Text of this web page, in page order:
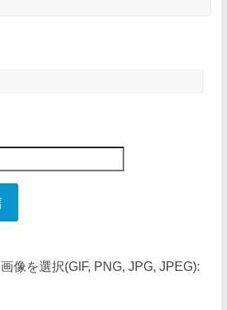
像を選択(GIF, PNG, JPG, JPEG):